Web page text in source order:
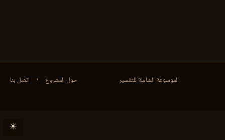
حول المشروع • اتصل بنا الموسوعة الشاملة للتفسير
☀